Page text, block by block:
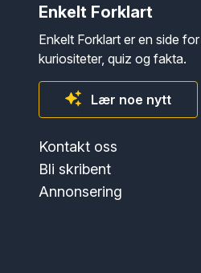
Enkelt Forklart
Enkelt Forklart er en side
kuriositeter, quiz og fakta.
Lær noe nytt
Kontakt oss
Bli skribent
Annonsering